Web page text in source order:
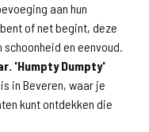
aan hun
of net begint, deze
en eenvoud.
'Humpty Dumpty'
in Beveren, waar je
kunt ontdekken die